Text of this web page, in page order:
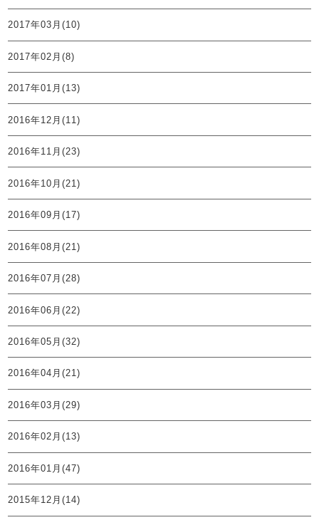
2017年03月(10)
2017年02月(8)
2017年01月(13)
2016年12月(11)
2016年11月(23)
2016年10月(21)
2016年09月(17)
2016年08月(21)
2016年07月(28)
2016年06月(22)
2016年05月(32)
2016年04月(21)
2016年03月(29)
2016年02月(13)
2016年01月(47)
2015年12月(14)